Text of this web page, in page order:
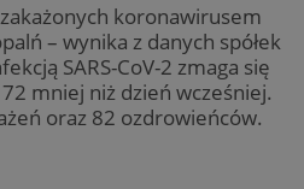
koronawirusem
– wynika z danych spółek
SARS-CoV-2 zmaga się
mniej niż dzień wcześniej.
oraz 82 ozdrowieńców.